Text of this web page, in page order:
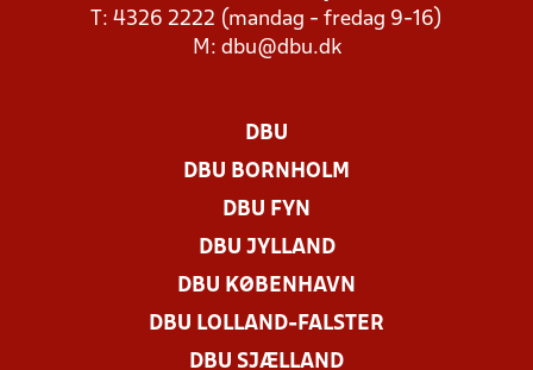
T: 4326 2222 (mandag - fredag 9-16)
M: dbu@dbu.dk
DBU
DBU BORNHOLM
DBU FYN
DBU JYLLAND
DBU KØBENHAVN
DBU LOLLAND-FALSTER
DBU SJÆLLAND